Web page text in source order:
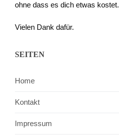
ohne dass es dich etwas kostet.
Vielen Dank dafür.
SEITEN
Home
Kontakt
Impressum